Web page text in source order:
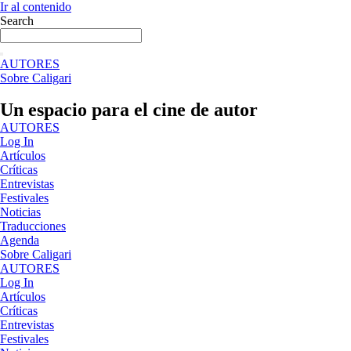
Ir al contenido
Search
AUTORES
Sobre Caligari
Un espacio para el cine de autor
AUTORES
Log In
Artículos
Críticas
Entrevistas
Festivales
Noticias
Traducciones
Agenda
Sobre Caligari
AUTORES
Log In
Artículos
Críticas
Entrevistas
Festivales